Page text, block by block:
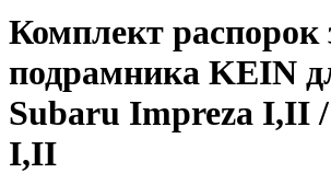
Комплект распорок
подрамника KEIN
Subaru Impreza I,II
I,II